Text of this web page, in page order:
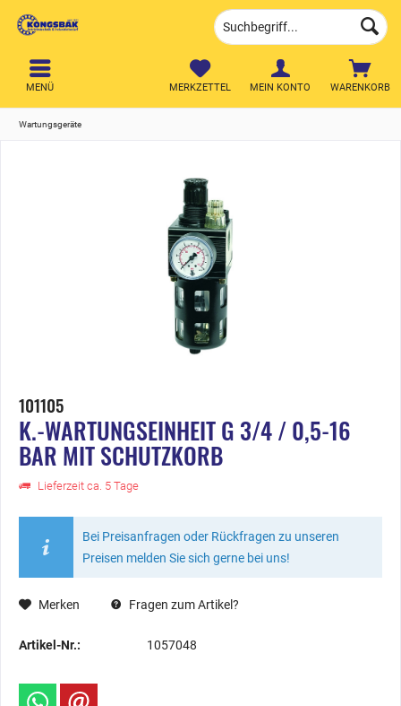
WARENKORB
MERKZETTEL MEIN KONTO
MENÜ
Wartungsgeräte
101105
K.-WARTUNGSEINHEIT G 3/4 / 0,5-16
BAR MIT SCHUTZKORB
Lieferzeit ca. 5 Tage
Bei Preisanfragen oder Rückfragen zu unseren
Preisen melden Sie sich gerne bei uns!
Merken Fragen zum Artikel?
Artikel-Nr.: 1057048